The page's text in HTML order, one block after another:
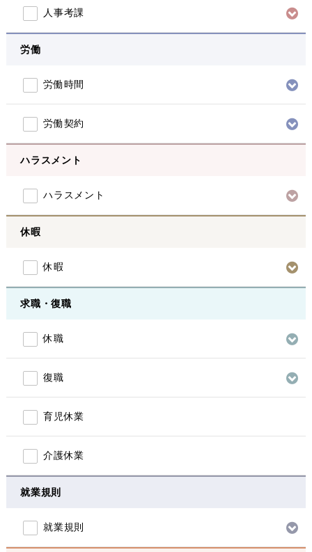
人事考課
労働
労働時間
労働契約
ハラスメント
ハラスメント
休暇
休暇
求職・復職
休職
復職
育児休業
介護休業
就業規則
就業規則